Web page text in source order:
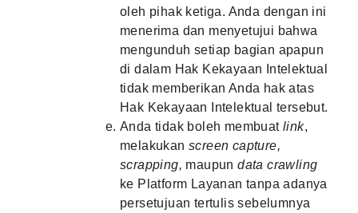
oleh pihak ketiga. Anda dengan ini
menerima dan menyetujui bahwa
mengunduh setiap bagian apapun
di dalam Hak Kekayaan Intelektual
tidak memberikan Anda hak atas
Hak Kekayaan Intelektual tersebut.
Anda tidak boleh membuat link,
melakukanscreen capture,
scrapping, maupundata crawling
ke Platform Layanan tanpa adanya
persetujuan tertulis sebelumnya